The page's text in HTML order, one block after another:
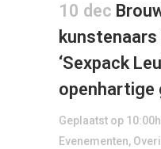
10 dec
‘Sexpack
openhartige
Geplaatst op 10:00h
Evenementen,